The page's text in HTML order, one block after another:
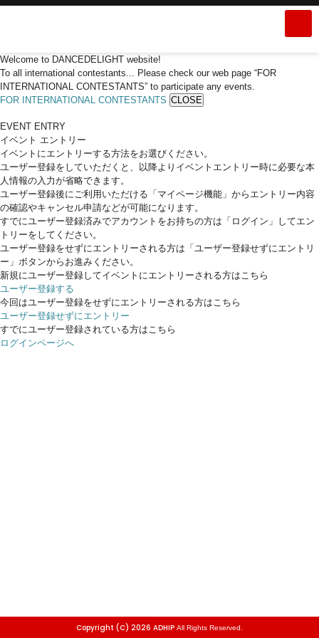
Welcome to DANCEDELIGHT website!
To all international contestants... Please check our web page “FOR
INTERNATIONAL CONTESTANTS” to participate any events.
FOR INTERNATIONAL CONTESTANTS CLOSE
EVENT ENTRY
イベント エントリー
イベントにエントリーする方法をお選びください。
ユーザー登録をしていただくと、以降よりイベントエントリー時に必要な本
人情報の入力が省略できます。
ユーザー登録後にご利用いただける「マイページ機能」からエントリー内容
の確認やキャンセル申請などが可能になります。
すでにユーザー登録済みでアカウントをお持ちの方は「ログイン」してエン
トリーをしてください。
ユーザー登録をせずにエントリーされる方は「ユーザー登録せずにエントリ
ー」ボタンからお進みください。
新規にユーザー登録してイベントにエントリーされる方はこちら
ユーザー登録する
今回はユーザー登録をせずにエントリーされる方はこちら
ユーザー登録せずにエントリー
すでにユーザー登録されている方はこちら
ログインページへ
Copyright (C) 2026 ADHIP All Rights Reserved.